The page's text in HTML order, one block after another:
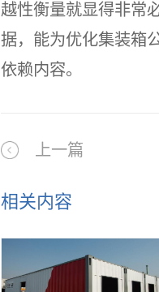
越性衡量就显得非常
据，能为优化集装箱
依赖内容。
上一篇
相关内容